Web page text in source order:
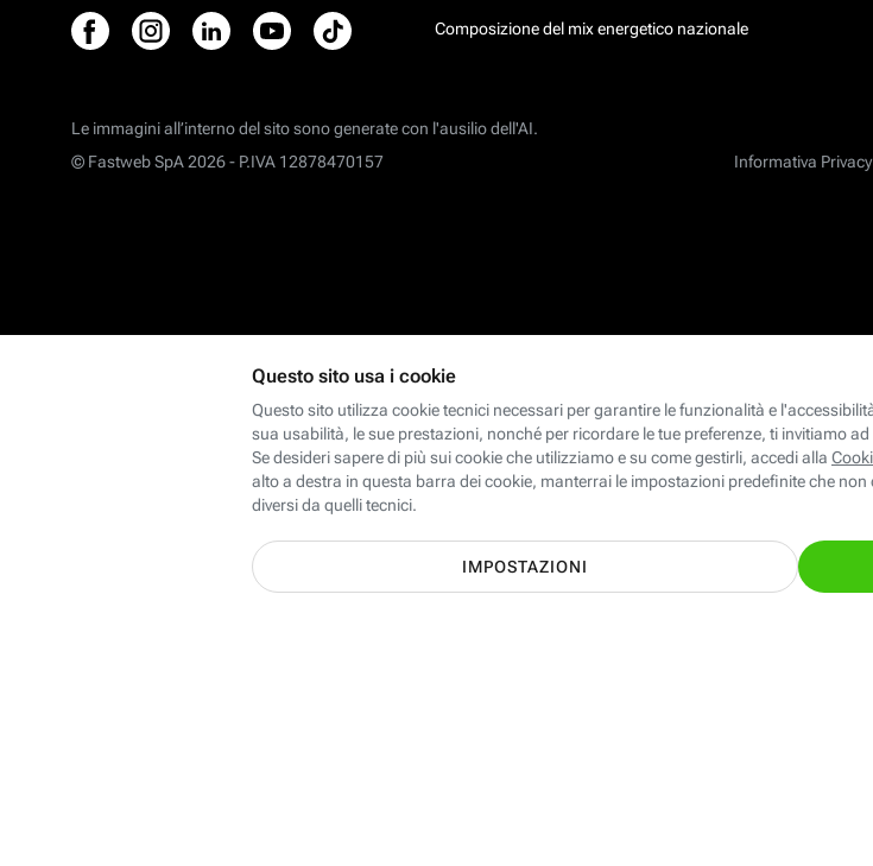
Scopri le offerte Internet, Mobile ed Energia giuste per te con il supporto
dei nostri esperti!
Composizione del mix energetico nazionale
Le immagini all’interno del sito sono generate con l'ausilio dell'AI.
Informativa Privacy
© Fastweb SpA 2026 - P.IVA 12878470157